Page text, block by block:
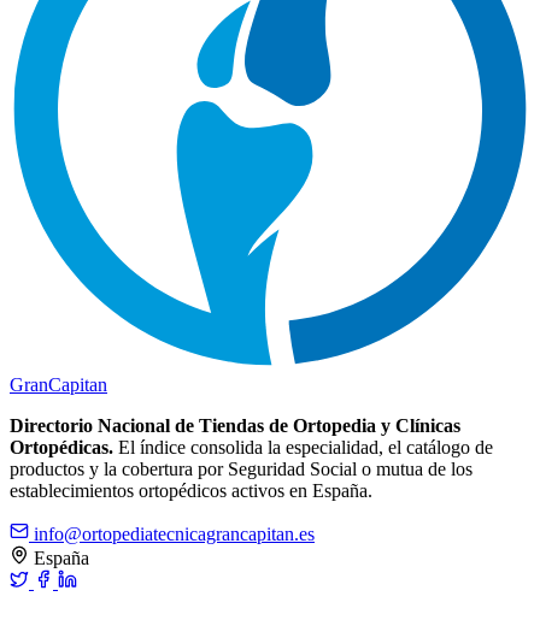
GranCapitan
Directorio Nacional de Tiendas de Ortopedia y Clínicas
Ortopédicas. El índice consolida la especialidad, el catálogo de
productos y la cobertura por Seguridad Social o mutua de los
establecimientos ortopédicos activos en España.
info@ortopediatecnicagrancapitan.es
España